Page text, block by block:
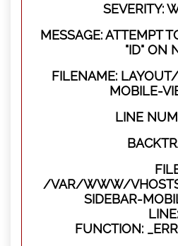
SEVERITY:
MESSAGE: ATTEMPT
"ID" ON
FILENAME:
MOBILE-
LINE
/VAR/WWW/
SIDEBAR-
FUNCTION: